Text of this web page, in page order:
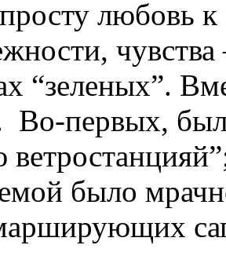
любовь к
чувства
“зеленых”.
Во-первых,
было